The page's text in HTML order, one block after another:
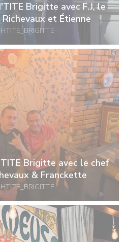
Brigitte avec F.J, le
et Étienne
Brigitte avec le chef
& Franckette